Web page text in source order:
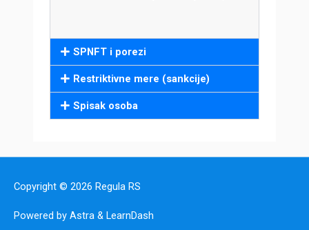
SPNFT i porezi
Restriktivne mere (sankcije)
Spisak osoba
Copyright © 2026 Regula RS
Powered by Astra & LearnDash